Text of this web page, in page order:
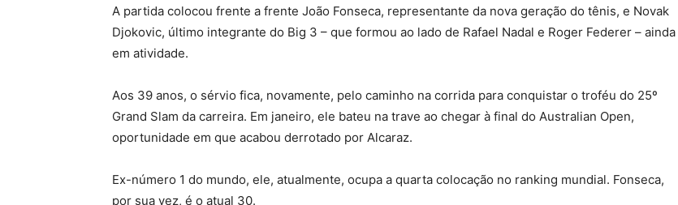
A partida colocou frente a frente João Fonseca, representante da nova geração do tênis, e Novak
Djokovic, último integrante do Big 3 – que formou ao lado de Rafael Nadal e Roger Federer – ainda
em atividade.
Aos 39 anos, o sérvio fica, novamente, pelo caminho na corrida para conquistar o troféu do 25º
Grand Slam da carreira. Em janeiro, ele bateu na trave ao chegar à final do Australian Open,
oportunidade em que acabou derrotado por Alcaraz.
Ex-número 1 do mundo, ele, atualmente, ocupa a quarta colocação no ranking mundial. Fonseca,
por sua vez, é o atual 30.